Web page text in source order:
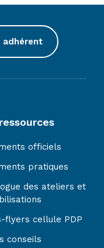
adhérent
officiels
pratiques
des ateliers et
flyers cellule PDP
conseils